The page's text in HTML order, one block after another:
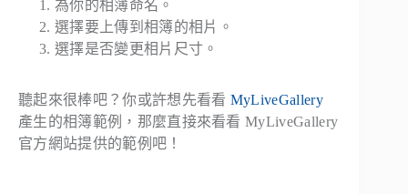
為你的相簿命名。
選擇要上傳到相簿的相片。
選擇是否變更相片尺寸。
聽起來很棒吧？你或許想先看看 MyLiveGallery
產生的相簿範例，那麼直接來看看 MyLiveGallery
官方網站提供的範例吧！